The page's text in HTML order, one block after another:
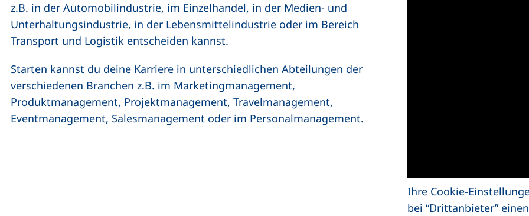
z.B. in der Automobilindustrie, im Einzelhandel, in der Medien- und
Unterhaltungsindustrie, in der Lebensmittelindustrie oder im Bereich
Transport und Logistik entscheiden kannst.
Starten kannst du deine Karriere in unterschiedlichen Abteilungen der
verschiedenen Branchen z.B. im Marketingmanagement,
Produktmanagement, Projektmanagement, Travelmanagement,
Eventmanagement, Salesmanagement oder im Personalmanagement.
Ihre Cookie-
bei “Drittanbieter”